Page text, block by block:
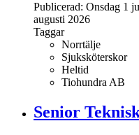
Publicerad: Onsdag 1
augusti 2026
Taggar
Norrtälje
Sjuksköterskor
Heltid
Tiohundra AB
Senior